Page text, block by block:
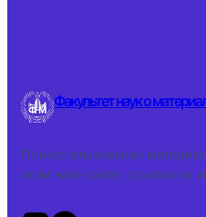
Факультет наук о
При использовании
этом web-сайте, ссылка на